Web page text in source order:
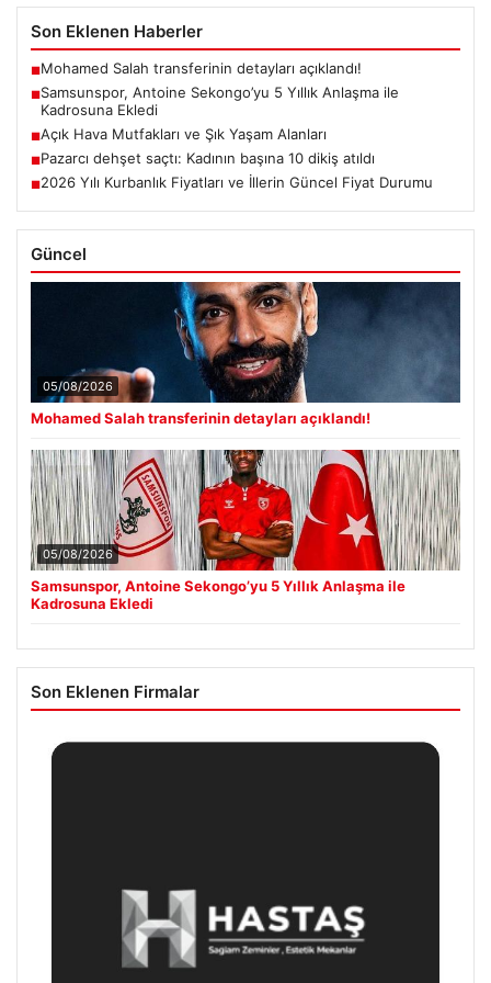
Son Eklenen Haberler
■Mohamed Salah transferinin detayları açıklandı!
■Samsunspor, Antoine Sekongo’yu 5 Yıllık Anlaşma ile
Kadrosuna Ekledi
■Açık Hava Mutfakları ve Şık Yaşam Alanları
■Pazarcı dehşet saçtı: Kadının başına 10 dikiş atıldı
■2026 Yılı Kurbanlık Fiyatları ve İllerin Güncel Fiyat Durumu
Güncel
05/08/2026
Mohamed Salah transferinin detayları açıklandı!
05/08/2026
Samsunspor, Antoine Sekongo’yu 5 Yıllık Anlaşma ile
Kadrosuna Ekledi
Son Eklenen Firmalar